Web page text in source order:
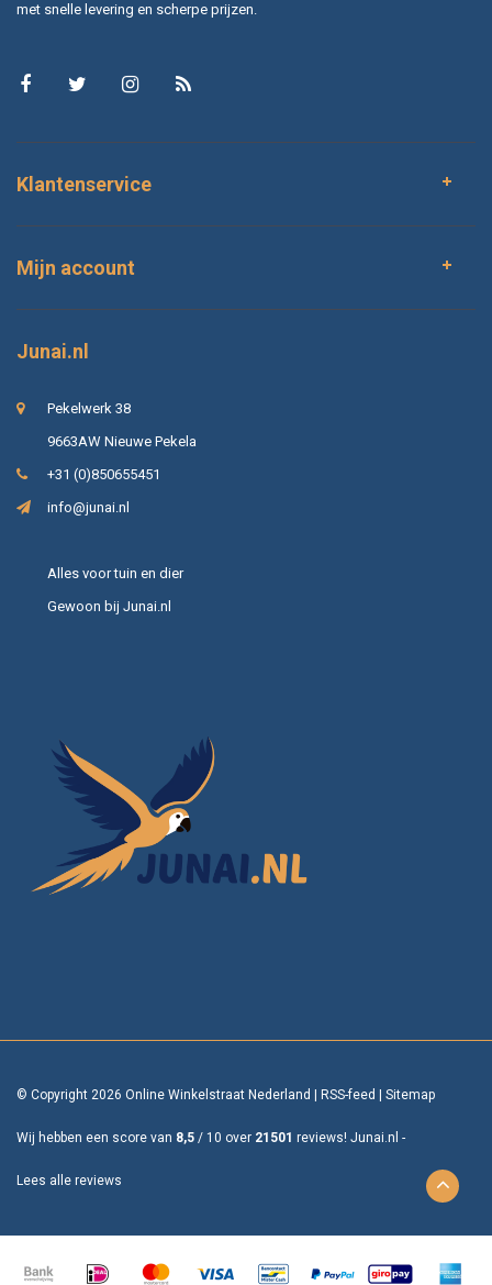
met snelle levering en scherpe prijzen.
Klantenservice
Mijn account
Junai.nl
Pekelwerk 38
9663AW Nieuwe Pekela
+31 (0)850655451
info@junai.nl
Alles voor tuin en dier
Gewoon bij Junai.nl
© Copyright 2026 Online Winkelstraat Nederland RSS-feed Sitemap
Wij hebben een score van 8,5 / 10 over 21501 reviews! Junai.nl -
Lees alle reviews